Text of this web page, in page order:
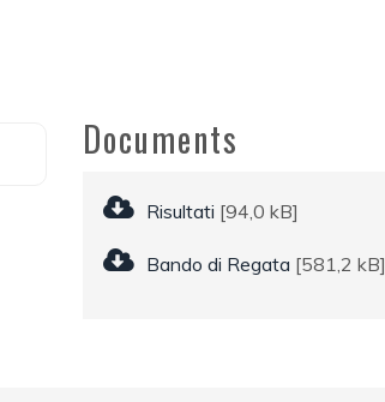
Documents
Risultati [94,0 kB]
Bando di Regata [581,2 kB]